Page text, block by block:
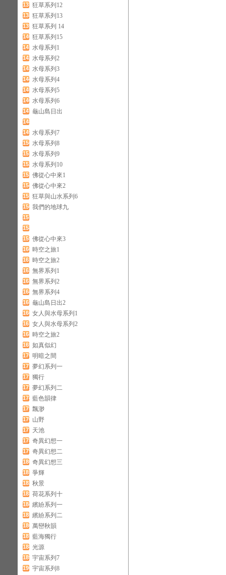
137 狂草系列12
138 狂草系列13
139 狂草系列 14
140 狂草系列15
141 水母系列1
142 水母系列2
143 水母系列3
144 水母系列4
145 水母系列5
146 水母系列6
147 龜山島日出
148
149 水母系列7
150 水母系列8
151 水母系列9
152 水母系列10
153 佛從心中來1
154 佛從心中來2
155 狂草與山水系列6
156 我們的地球九
157
158
159 佛從心中來3
160 時空之旅1
161 時空之旅2
162 無界系列1
163 無界系列2
164 無界系列4
165 龜山島日出2
166 女人與水母系列1
167 女人與水母系列2
168 時空之旅2
169 如真似幻
170 明暗之間
171 夢幻系列一
172 獨行
173 夢幻系列二
174 藍色韻律
175 飄渺
176 山野
177 天池
178 奇異幻想一
179 奇異幻想二
180 奇異幻想三
181 爭輝
182 秋景
183 荷花系列十
184 繽紛系列一
185 繽紛系列二
186 萬巒秋韻
187 藍海獨行
188 光源
189 宇宙系列7
190 宇宙系列8